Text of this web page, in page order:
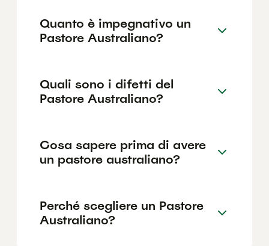
Quanto è impegnativo un
Pastore Australiano?
Quali sono i difetti del
Pastore Australiano?
Cosa sapere prima di avere
un pastore australiano?
Perché scegliere un Pastore
Australiano?